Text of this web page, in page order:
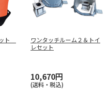
ト
ワンタッチルーム２＆トイ
レセット
10,670円
(送料・税込)